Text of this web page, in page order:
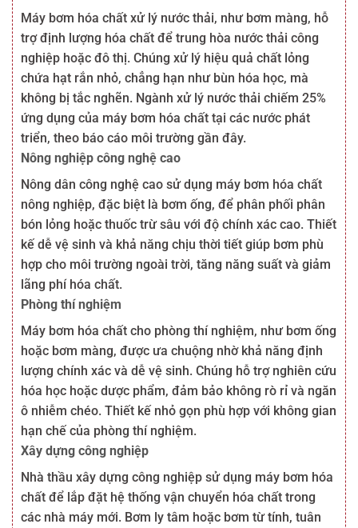
Máy bơm hóa chất xử lý nước thải, như bơm màng, hỗ
trợ định lượng hóa chất để trung hòa nước thải công
nghiệp hoặc đô thị. Chúng xử lý hiệu quả chất lỏng
chứa hạt rắn nhỏ, chẳng hạn như bùn hóa học, mà
không bị tắc nghẽn. Ngành xử lý nước thải chiếm 25%
ứng dụng của máy bơm hóa chất tại các nước phát
triển, theo báo cáo môi trường gần đây.
Nông nghiệp công nghệ cao
Nông dân công nghệ cao sử dụng máy bơm hóa chất
nông nghiệp, đặc biệt là bơm ống, để phân phối phân
bón lỏng hoặc thuốc trừ sâu với độ chính xác cao. Thiết
kế dễ vệ sinh và khả năng chịu thời tiết giúp bơm phù
hợp cho môi trường ngoài trời, tăng năng suất và giảm
lãng phí hóa chất.
Phòng thí nghiệm
Máy bơm hóa chất cho phòng thí nghiệm, như bơm ống
hoặc bơm màng, được ưa chuộng nhờ khả năng định
lượng chính xác và dễ vệ sinh. Chúng hỗ trợ nghiên cứu
hóa học hoặc dược phẩm, đảm bảo không rò rỉ và ngăn
ô nhiễm chéo. Thiết kế nhỏ gọn phù hợp với không gian
hạn chế của phòng thí nghiệm.
Xây dựng công nghiệp
Nhà thầu xây dựng công nghiệp sử dụng máy bơm hóa
chất để lắp đặt hệ thống vận chuyển hóa chất trong
các nhà máy mới. Bơm ly tâm hoặc bơm từ tính, tuân